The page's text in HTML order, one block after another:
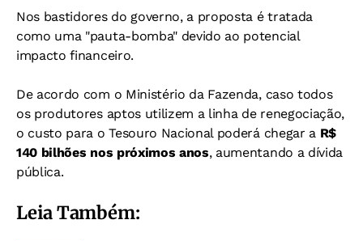
Nos bastidores do governo, a proposta é tratada
como uma "pauta-bomba" devido ao potencial
impacto financeiro.
De acordo com o Ministério da Fazenda, caso todos
os produtores aptos utilizem a linha de renegociação,
o custo para o Tesouro Nacional poderá chegar aR$
140 bilhões nos próximos anos, aumentando a dívida
pública.
Leia Também: